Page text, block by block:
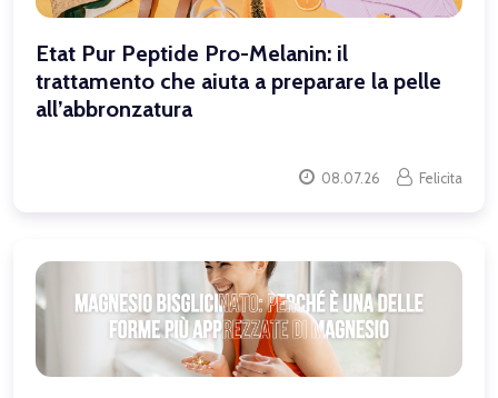
Etat Pur Peptide Pro-Melanin: il
trattamento che aiuta a preparare la pelle
all’abbronzatura
08.07.26 Felicita